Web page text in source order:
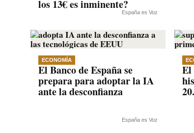
los 13€ es inminente?
España es Voz
ECONOMÍA
El Banco de España se
prepara para adoptar la IA
ante la desconfianza
España es Voz
El